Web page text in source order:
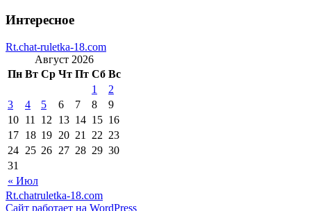
Интересное
Rt.chat-ruletka-18.com
Август 2026
Пн Вт Ср Чт Пт Сб Вс
« Июл
1
2
3
4 5 6 7 8
9
10 11 12 13 14 15 16
17 18 19 20 21 22 23
24 25 26 27 28 29 30
31
Rt.chatruletka-18.com
Сайт работает на WordPress